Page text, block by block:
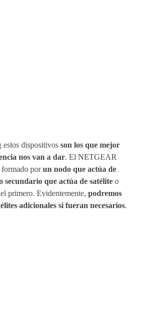
estos dispositivos son los que mejor
nos van a dar. El NETGEAR
porun nodo que actúa de
secundario que actúa de satélite o
primero. Evidentemente, podremos
adicionales si fueran necesarios.